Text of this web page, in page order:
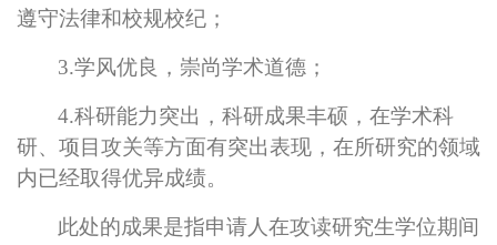
遵守法律和校规校纪；
3.学风优良，崇尚学术道德；
4.科研能力突出，科研成果丰硕，在学术科
研、项目攻关等方面有突出表现，在所研究的领域
内已经取得优异成绩。
此处的成果是指申请人在攻读研究生学位期间